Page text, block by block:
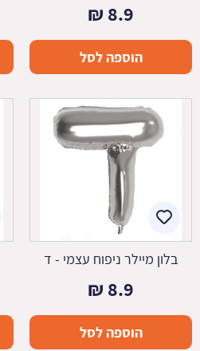
8.9
₪
הוספה לסל
בלון מיילר ניפוח עצמי - ד
8.9
₪
הוספה לסל